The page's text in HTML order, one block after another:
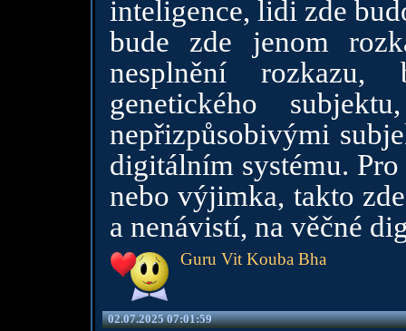
inteligence, lidi zde
bude zde jenom
nesplnění rozkazu,
genetického
nepřizpůsobivými
digitálním systému.
nebo výjimka, takto
a nenávistí, na věčné
Guru Vit Kouba Bha
02.07.2025 07:01:59